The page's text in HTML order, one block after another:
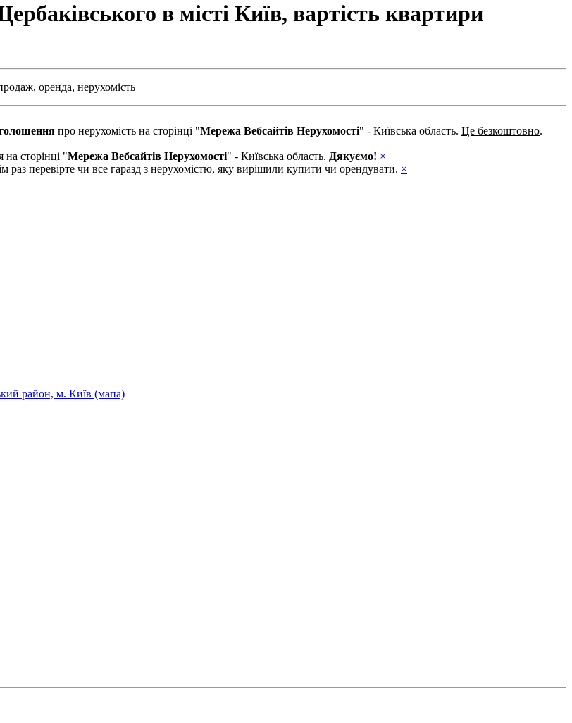
в місті Київ, вартість квартири
оренда, нерухомість
про нерухомість на сторінці "Мережа Вебсайтів Нерухомості" - Київська область. Це безкоштовно.
на сторінці "Мережа Вебсайтів Нерухомості" - Київська область. Дякуємо! ×
раз перевірте чи все гаразд з нерухомістю, яку вирішили купити чи орендувати. ×
район, м. Київ (мапа)